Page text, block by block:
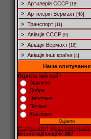
Артилерія СССР [18]
Артилерія Вермахт [48]
Транспорт [11]
Авіація СССР [9]
Авіація Вермахт [18]
Авіація інші країни [4]
Наше опитування
Оцініть мій сайт
Відмінно
Добре
Непогано
Погано
Жахливо
Результати | Архів опитувань
Всього відповідей: 207